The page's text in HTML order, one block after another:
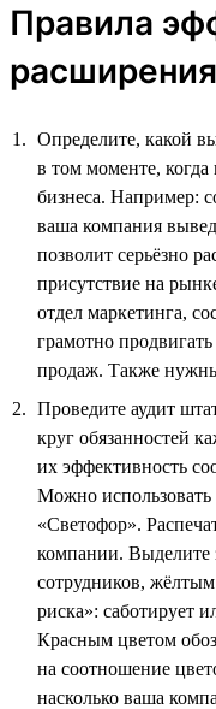
Правила
Определите, какой
в том моменте,
бизнеса. Например:
ваша компания
позволит серьёзно
присутствие на
отдел маркетинга,
грамотно
продаж. Также
Проведите аудит
круг обязанностей
их эффективность
Можно
«Светофор».
компании. Выделите
сотрудников,
риска»: саботирует
Красным цветом
на соотношение
насколько ваша